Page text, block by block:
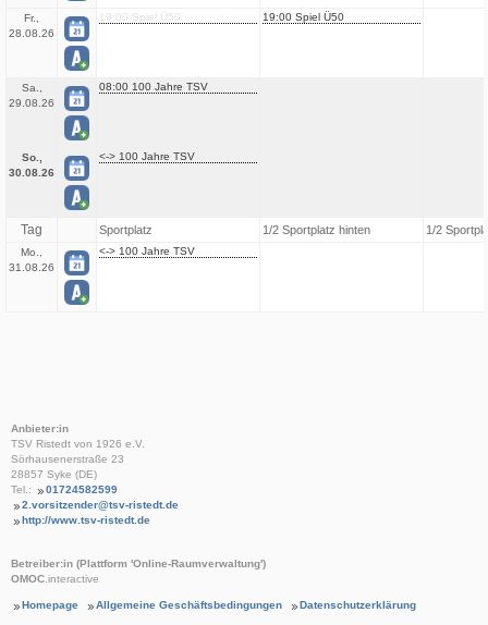
Fr.,
28.08.26
19:00 Spiel Ü50 19:00 Spiel Ü50
Sa.,
29.08.26
08:00 100 Jahre TSV
So.,
30.08.26
<-> 100 Jahre TSV
Tag Sportplatz 1/2 Sportplatz hinten 1/2
Mo.,
31.08.26
<-> 100 Jahre TSV
Anbieter:in
TSV Ristedt von 1926 e.V.
Sörhausenerstraße 23
28857 Syke (DE)
Tel.:
01724582599
2.vorsitzender@tsv-ristedt.de
http://www.tsv-ristedt.de
Betreiber:in (Plattform 'Online-Raumverwaltung')
OMOC .interactive
Homepage Allgemeine Geschäftsbedingungen Datenschutzerklärung